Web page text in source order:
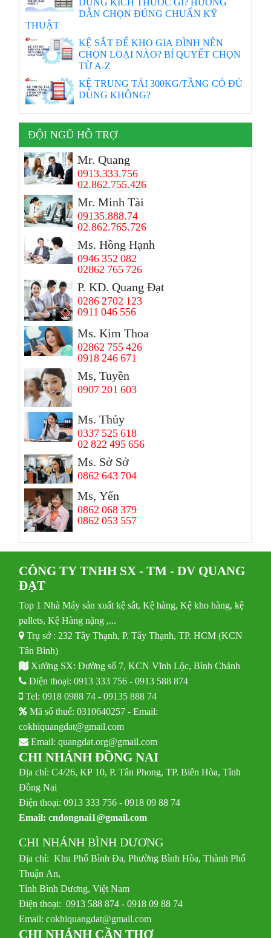
DẪN CHỌN ĐÚNG CHUẨN KỸ
THUẬT
KỆ SẮT ĐỂ KHO GIA ĐÌNH NÊN
CHỌN LOẠI NÀO? BÍ QUYẾT CHỌN
TỪ A-Z
KỆ TRUNG TẢI 300KG/TẦNG CÓ ĐỦ
DÙNG KHÔNG?
ĐỘI NGŨ HỖ TRỢ
Mr. Quang
0913.333.756
02.862.755.426
Mr. Minh Tài
09135.888.74
02.862.765.726
Ms. Hồng Hạnh
0946 352 082
02862 765 726
P. KD. Quang Đạt
0286 2702 123
0911 046 556
Ms. Kim Thoa
02862 755 426
0918 246 671
Ms, Tuyền
0907 201 603
Ms. Thủy
0337 525 618
02 822 495 656
Ms. Sở Sở
0862 643 704
Ms, Yến
0862 068 379
0862 053 557
CÔNG TY TNHH SX - TM - DV QUANG
ĐẠT
Top 1 Nhà Máy sản xuất kệ sắt, Kệ hàng, Kệ kho hàng, kệ
pallets, Kệ Hàng nặng ,...
Trụ sở : 232 Tây Thạnh, P. Tây Thạnh, TP. HCM (KCN
Tân Bình)
Xưởng SX: Đường số 7, KCN Vĩnh Lộc, Bình Chánh
Điện thoại:0913 333 756 -0913 588 874
Tel:0918 0988 74 -09135 888 74
Mã số thuế: 0310640257 - Email:
cokhiquangdat@gmail.com
Email:quangdat.org@gmail.com
CHI NHÁNH ĐỒNG NAI
Địa chỉ: C4/26, KP 10, P. Tân Phong, TP. Biên Hòa, Tỉnh
Đồng Nai
Điện thoại: 0913 333 756 - 0918 09 88 74
Email:cndongnai1@gmail.com
CHI NHÁNH BÌNH DƯƠNG
Địa chỉ: Khu Phố Bình Đa, Phường Bình Hòa, Thành Phố
Thuận An,
Tỉnh Bình Dương, Việt Nam
Điện thoại: 0913 588 874 - 0918 09 88 74
Email:cokhiquangdat@gmail.com
CHI NHÁNH CẦN THƠ